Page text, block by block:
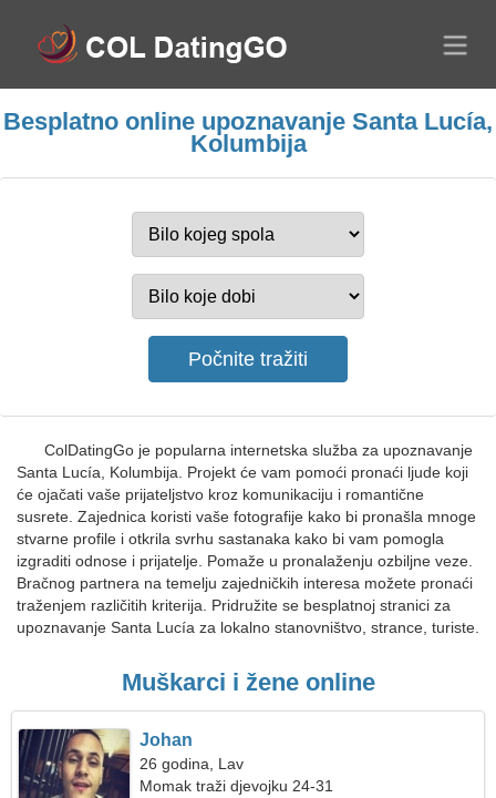
Besplatno online upoznavanje Santa Lucía,
Kolumbija
ColDatingGo je popularna internetska služba za upoznavanje
Santa Lucía, Kolumbija. Projekt će vam pomoći pronaći ljude koji
će ojačati vaše prijateljstvo kroz komunikaciju i romantične
susrete. Zajednica koristi vaše fotografije kako bi pronašla mnoge
stvarne profile i otkrila svrhu sastanaka kako bi vam pomogla
izgraditi odnose i prijatelje. Pomaže u pronalaženju ozbiljne veze.
Bračnog partnera na temelju zajedničkih interesa možete pronaći
traženjem različitih kriterija. Pridružite se besplatnoj stranici za
upoznavanje Santa Lucía za lokalno stanovništvo, strance, turiste.
Muškarci i žene online
Johan
26 godina, Lav
Momak traži djevojku 24-31